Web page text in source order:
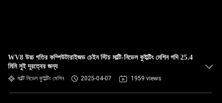
WV8 উচ্চ গতির কম্পিউটারাইজড চেইন স্টিচ মাল্টি-নিডেল কুইল্টিং মেশিন গদি 25.4
মিমি সুই দূরত্বের জন্য
মাল্টি নিডেল কুইল্টিং মেশিন 2025-04-07 1959 views